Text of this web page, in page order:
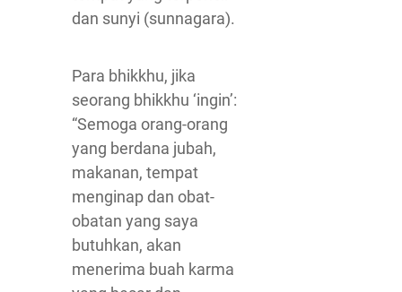
dan sunyi (sunnagara).
Para bhikkhu, jika
seorang bhikkhu ‘ingin’:
“Semoga orang-orang
yang berdana jubah,
makanan, tempat
menginap dan obat-
obatan yang saya
butuhkan, akan
menerima buah karma